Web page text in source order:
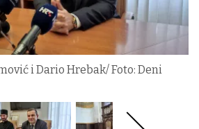
i Dario Hrebak/ Foto: Deni